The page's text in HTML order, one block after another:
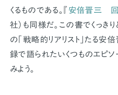
くるものである。『 安倍晋三
社）も同様だ。この書でくっき
の「戦略的リアリスト」たる安
録で語られたいくつものエピソ
みよう。